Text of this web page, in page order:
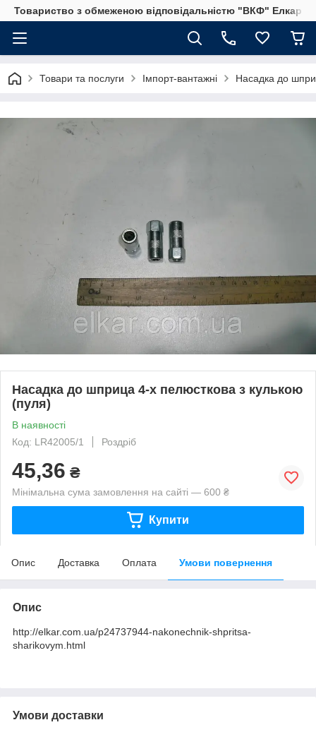
Товариство з обмеженою відповідальністю "ВКФ" Елкар"
Товари та послуги Імпорт-вантажні Насадка до
Насадка до шприца 4-х пелюсткова з кулькою
(пуля)
В наявності
Код: LR42005/1
Роздріб
45,36 ₴
Мінімальна сума замовлення на сайті — 600 ₴
Купити
Опис Доставка Оплата Умови повернення
Опис
http://elkar.com.ua/p24737944-nakonechnik-shpritsa-
sharikovym.html
Умови доставки